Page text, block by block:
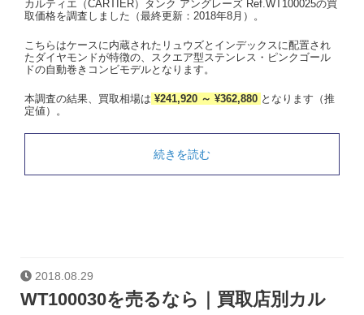
カルティエ（CARTIER）タンク アングレーズ Ref.WT100025の買
取価格を調査しました（最終更新：2018年8月）。
こちらはケースに内蔵されたリュウズとインデックスに配置され
たダイヤモンドが特徴の、スクエア型ステンレス・ピンクゴール
ドの自動巻きコンビモデルとなります。
本調査の結果、買取相場は ¥241,920 ～ ¥362,880 となります（推
定値）。
続きを読む
2018.08.29
WT100030を売るなら｜買取店別カル